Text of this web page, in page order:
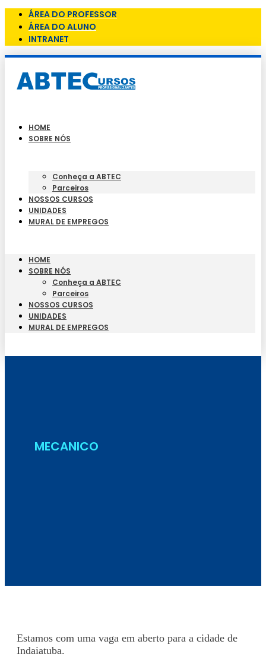
ÁREA DO PROFESSOR
ÁREA DO ALUNO
INTRANET
HOME
SOBRE NÓS
Conheça a ABTEC
Parceiros
NOSSOS CURSOS
UNIDADES
MURAL DE EMPREGOS
HOME
SOBRE NÓS
Conheça a ABTEC
Parceiros
NOSSOS CURSOS
UNIDADES
MURAL DE EMPREGOS
MECANICO
Estamos com uma vaga em aberto para a cidade de
Indaiatuba.